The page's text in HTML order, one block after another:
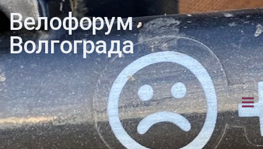
Велофорум
Волгограда